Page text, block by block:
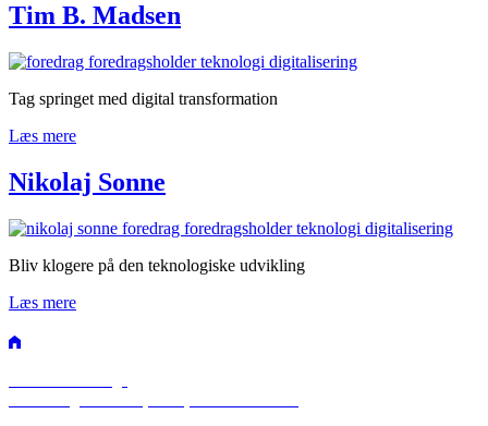
Tim B. Madsen
Tag springet med digital transformation
Læs mere
Nikolaj Sonne
Bliv klogere på den teknologiske udvikling
Læs mere